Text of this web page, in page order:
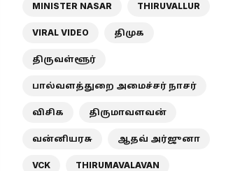
MINISTER NASAR THIRUVALLUR
VIRAL VIDEO திமுக
திருவள்ளூர்
பால்வளத்துறை அமைச்சர் நாசர்
விசிக திருமாவளவன்
வன்னியரசு ஆதவ் அர்ஜுனா
VCK THIRUMAVALAVAN